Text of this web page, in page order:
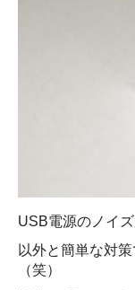
USB電源のノイ
以外と簡単な対
（笑）